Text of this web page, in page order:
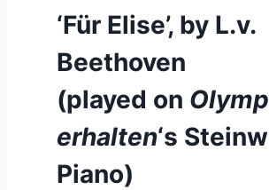
‘Für Elise’, by L.v.
Beethoven
(played on
erhalten‘s
Piano)